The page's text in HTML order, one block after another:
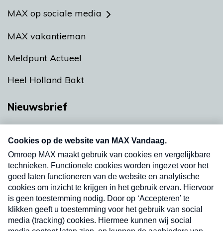
MAX op sociale media
MAX vakantieman
Meldpunt Actueel
Heel Holland Bakt
Nieuwsbrief
Neem hier een gratis abonnement op onze
nieuwsbrief. Elke vrijdag- en dinsdagochtend in
uw mailbox.
Verzend